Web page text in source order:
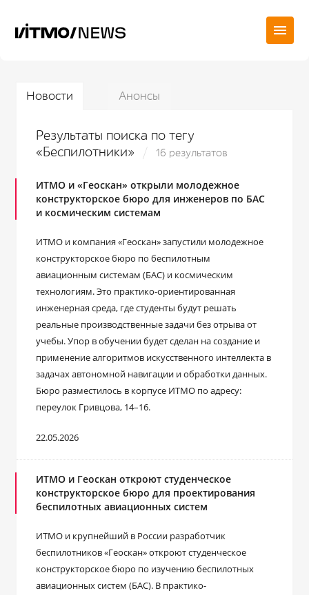
Новости Анонсы
Результаты поиска по тегу
«Беспилотники»
16 результатов
ИТМО и «Геоскан» открыли молодежное
конструкторское бюро для инженеров по БАС
и космическим системам
ИТМО и компания «Геоскан» запустили молодежное
конструкторское бюро по беспилотным
авиационным системам (БАС) и космическим
технологиям. Это практико-ориентированная
инженерная среда, где студенты будут решать
реальные производственные задачи без отрыва от
учебы. Упор в обучении будет сделан на создание и
применение алгоритмов искусственного интеллекта в
задачах автономной навигации и обработки данных.
Бюро разместилось в корпусе ИТМО по адресу:
переулок Гривцова, 14–16.
22.05.2026
ИТМО и Геоскан откроют студенческое
конструкторское бюро для проектирования
беспилотных авиационных систем
ИТМО и крупнейший в России разработчик
беспилотников «Геоскан» откроют студенческое
конструкторское бюро по изучению беспилотных
авиационных систем (БАС). В практико-